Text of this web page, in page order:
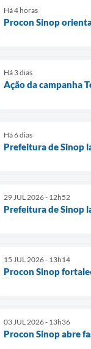
Há 4 horas
Procon Sinop
Há 3 dias
Ação da campanha
Há 6 dias
Prefeitura de Sinop
29 JUL 2026 - 12h52
Prefeitura de Sinop
15 JUL 2026 - 13h14
Procon Sinop
03 JUL 2026 - 13h36
Procon Sinop abre